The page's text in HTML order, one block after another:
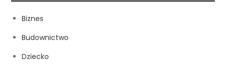
Biznes
Budownictwo
Dziecko